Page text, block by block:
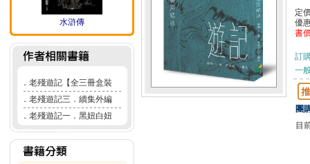
水滸傳
． 老殘遊記【全三冊盒裝
． 老殘遊記三．續集外編
． 老殘遊記一．黑妞白妞
定
優
書
訂
一
團
目